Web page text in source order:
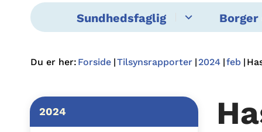
Sundhedsfaglig
Du er her: Forside Tilsynsrapporter 2024 feb
2024